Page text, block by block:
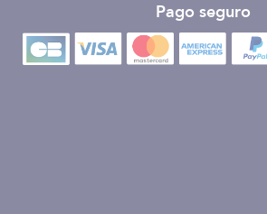
Pago seguro